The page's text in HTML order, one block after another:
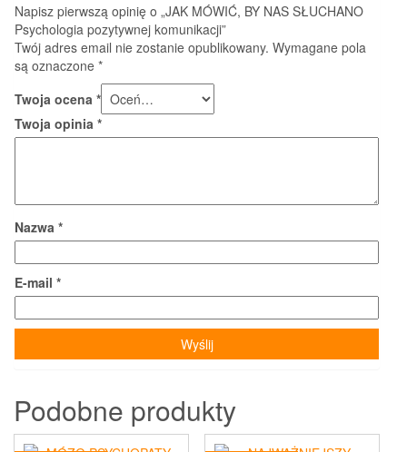
Napisz pierwszą opinię o „JAK MÓWIĆ, BY NAS SŁUCHANO
Psychologia pozytywnej komunikacji”
Twój adres email nie zostanie opublikowany. Wymagane pola
są oznaczone *
Twoja ocena *
Twoja opinia *
Nazwa *
E-mail *
Podobne produkty